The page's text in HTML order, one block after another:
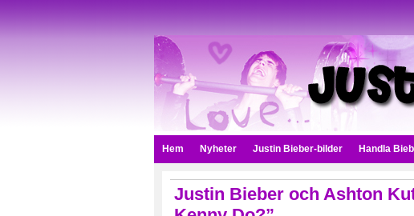
Hem Nyheter Justin Bieber-bilder Handla
Justin Bieber och Ashton